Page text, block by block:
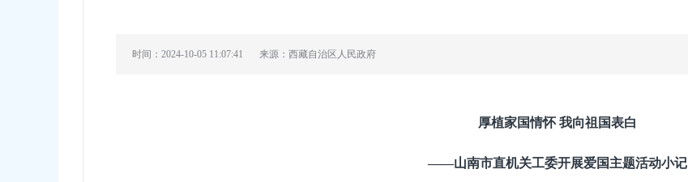
时间：2024-10-05 11:07:41 来源：西藏自治区人民政府
厚植家国情怀 我向祖国表白
——山南市直机关工委开展爱国主题活动小记